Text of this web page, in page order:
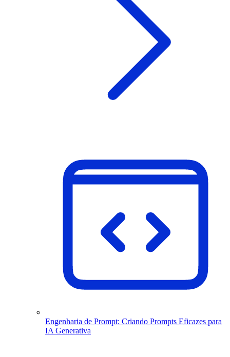
Engenharia de Prompt: Criando Prompts Eficazes para
IA Generativa